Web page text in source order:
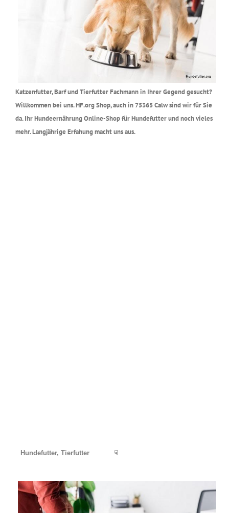
Katzenfutter, Barf und Tierfutter Fachmann in Ihrer Gegend gesucht?
Willkommen bei uns. HF.org Shop, auch in 75365 Calw sind wir für Sie
da. Ihr Hundeernährung Online-Shop für Hundefutter und noch vieles
mehr. Langjährige Erfahung macht uns aus.
Hundefutter, Tierfutter ☟